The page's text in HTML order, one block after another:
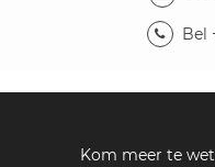
Bel
Kom meer te